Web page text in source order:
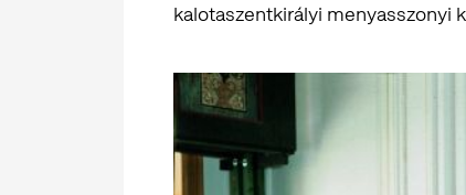
kalotaszentkirályi menyasszonyi